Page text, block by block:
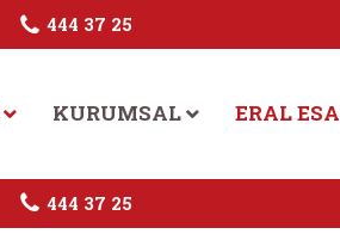
444 37 25
KURUMSAL ERAL ESA
444 37 25